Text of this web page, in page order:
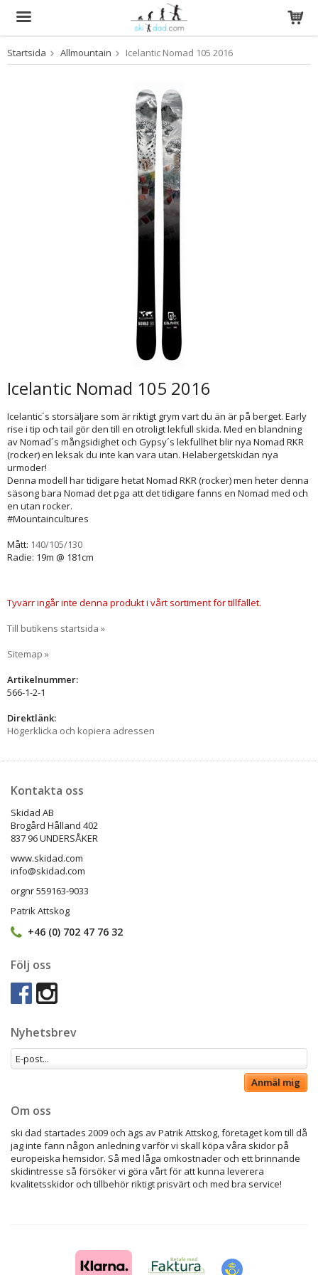
Produkten har blivit tillagd i varukorgen
Startsida Allmountain Icelantic Nomad 105 2016
Icelantic Nomad 105 2016
Icelantic´s storsäljare som är riktigt grym vart du än är på berget. Early
rise i tip och tail gör den till en otroligt lekfull skida. Med en blandning
av Nomad´s mångsidighet och Gypsy´s lekfullhet blir nya Nomad RKR
(rocker) en leksak du inte kan vara utan. Helabergetskidan nya
urmoder!
Denna modell har tidigare hetat Nomad RKR (rocker) men heter denna
säsong bara Nomad det pga att det tidigare fanns en Nomad med och
en utan rocker.
#Mountaincultures
Mått: 140/105/130
Radie: 19m @ 181cm
Tyvärr ingår inte denna produkt i vårt sortiment för tillfället.
Till butikens startsida »
Sitemap »
Artikelnummer:
566-1-2-1
Direktlänk:
Högerklicka och kopiera adressen
Kontakta oss
Skidad AB
Brogård Hålland 402
837 96 UNDERSÅKER
www.skidad.com
info@skidad.com
orgnr 559163-9033
Patrik Attskog
+46 (0) 702 47 76 32
Följ oss
Nyhetsbrev
Anmäl mig
Om oss
ski dad startades 2009 och ägs av Patrik Attskog, företaget kom till då
jag inte fann någon anledning varför vi skall köpa våra skidor på
europeiska hemsidor. Så med låga omkostnader och ett brinnande
skidintresse så försöker vi göra vårt för att kunna leverera
kvalitetsskidor och tillbehör riktigt prisvärt och med bra service!